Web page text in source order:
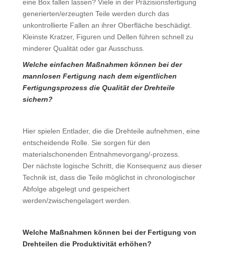
eine Box fallen lassen? Viele in der Präzisionsfertigung
generierten/erzeugten Teile werden durch das
unkontrollierte Fallen an ihrer Oberfläche beschädigt.
Kleinste Kratzer, Figuren und Dellen führen schnell zu
minderer Qualität oder gar Ausschuss.
Welche einfachen Maßnahmen können bei der
mannlosen Fertigung nach dem eigentlichen
Fertigungs­prozess die Qualität der Drehteile
sichern?
Hier spielen Entlader, die die Drehteile aufnehmen, eine
entscheidende Rolle. Sie sorgen für den
materialschonenden Entnahmevorgang/-prozess.
Der nächste logische Schritt, die Konsequenz aus dieser
Technik ist, dass die Teile möglichst in chronologischer
Abfolge abgelegt und gespeichert
werden/zwischengelagert werden.
Welche Maßnahmen können bei der Fertigung von
Drehteilen die Produktivität erhöhen?